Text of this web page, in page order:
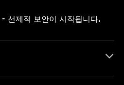
- 선제적 보안이 시작됩니다.